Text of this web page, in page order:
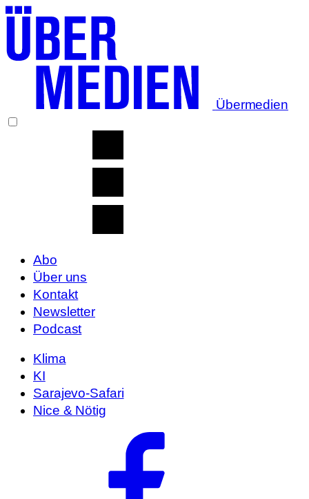
Übermedien
Abo
Über uns
Kontakt
Newsletter
Podcast
Klima
KI
Sarajevo-Safari
Nice & Nötig